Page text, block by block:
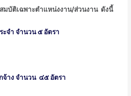
มบัติเฉพาะตำแหน่งงาน/ส่วนงาน ดังนี้
จำ จำนวน ๕ อัตรา
จ้าง จำนวน ๔๕ อัตรา